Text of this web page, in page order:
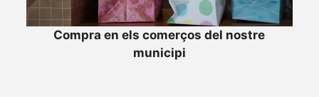
Compra en els comerços del nostre
municipi